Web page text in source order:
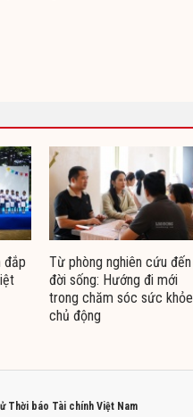
đắp
Từ phòng nghiên cứu đến
đời sống: Hướng đi mới
trong chăm sóc sức khỏe
chủ động
Thời báo Tài chính Việt Nam